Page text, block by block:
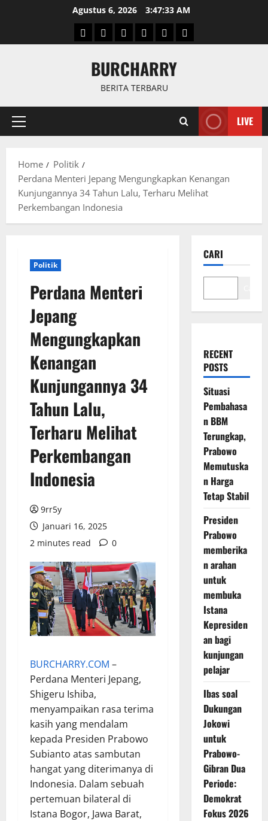
Agustus 6, 2026 3:47:33 AM
BerandaNewsPolitikKeriminal
OlahragaInternasional
BURCHARRY
BERITA TERBARU
Primary
LIVE
Home
Politik
Perdana Menteri Jepang Mengungkapkan Kenangan
Kunjungannya 34 Tahun Lalu, Terharu Melihat
Perkembangan Indonesia
Politik
Perdana Menteri
Jepang
Mengungkapkan
Kenangan
Kunjungannya 34
Tahun Lalu,
Terharu Melihat
Perkembangan
Indonesia
9rr5y
Januari 16, 2025
2 minutes read
0
BURCHARRY.COM –
Perdana Menteri Jepang,
Shigeru Ishiba,
menyampaikan rasa terima
kasih yang mendalam
kepada Presiden Prabowo
Subianto atas sambutan
hangat yang diterimanya di
Indonesia. Dalam sebuah
pertemuan bilateral di
Istana Bogor, Jawa Barat,
CARI
RECENT
POSTS
Situasi
Pembahasa
n BBM
Terungkap,
Prabowo
Memutuska
n Harga
Tetap Stabil
Presiden
Prabowo
memberika
n arahan
untuk
membuka
Istana
Kepresiden
an bagi
kunjungan
pelajar
Ibas soal
Dukungan
Jokowi
untuk
Prabowo-
Gibran Dua
Periode:
Demokrat
Fokus 2026